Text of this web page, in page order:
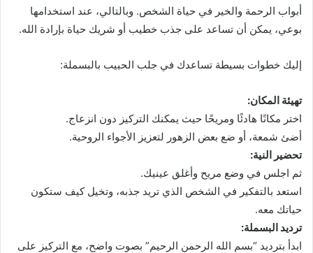
أبواب الرحمة والخير في حياة الشخص. وبالتالي، عند استخدامها
بوعي، يمكن أن تساعد على جذب خطيب أو شريك حياة بإرادة الله.
إليك خطوات بسيطة تساعدك في جلب الحبيب بالبسملة:
تهيئة المكان:
اختر مكانًا هادئًا ومريحًا حيث يمكنك التركيز دون انزعاج.
أضئ شمعة، أو ضع بعض الزهور لتعزيز الأجواء الروحية.
تحضير النية:
ثم اجلس في وضع مريح وأغلق عينيك.
استعد بالتفكير في الشخص الذي تريد جذبه، وتخيل كيف ستكون
حياتك معه.
ترديد البسملة:
ابدأ بترديد “بسم الله الرحمن الرحيم” بصوت واضح، مع التركيز على